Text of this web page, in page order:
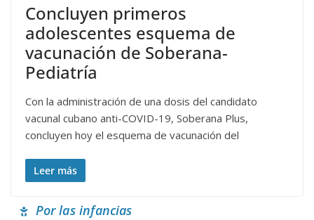
Concluyen primeros
adolescentes esquema de
vacunación de Soberana-
Pediatría
Con la administración de una dosis del candidato
vacunal cubano anti-COVID-19, Soberana Plus,
concluyen hoy el esquema de vacunación del
Leer más
Por las infancias